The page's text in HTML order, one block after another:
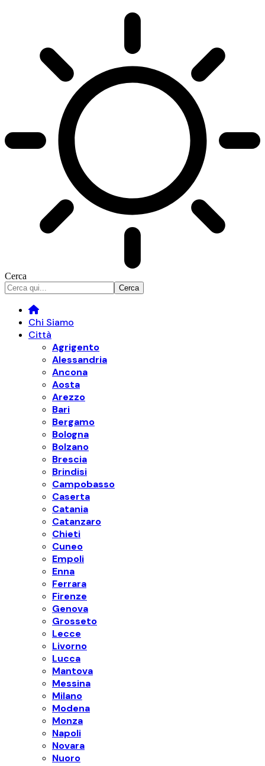
Cerca
Chi Siamo
Città
Agrigento
Alessandria
Ancona
Aosta
Arezzo
Bari
Bergamo
Bologna
Bolzano
Brescia
Brindisi
Campobasso
Caserta
Catania
Catanzaro
Chieti
Cuneo
Empoli
Enna
Ferrara
Firenze
Genova
Grosseto
Lecce
Livorno
Lucca
Mantova
Messina
Milano
Modena
Monza
Napoli
Novara
Nuoro